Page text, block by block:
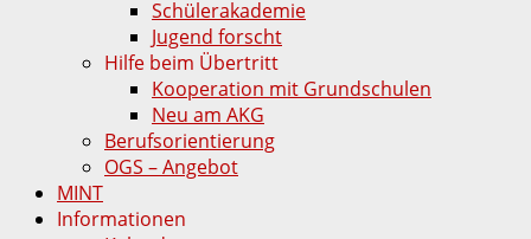
Schülerakademie
Jugend forscht
Hilfe beim Übertritt
Kooperation mit Grundschulen
Neu am AKG
Berufsorientierung
OGS – Angebot
MINT
Informationen